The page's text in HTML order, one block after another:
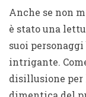
Anche se non
è stato una
suoi
intrigante.
disillusione per